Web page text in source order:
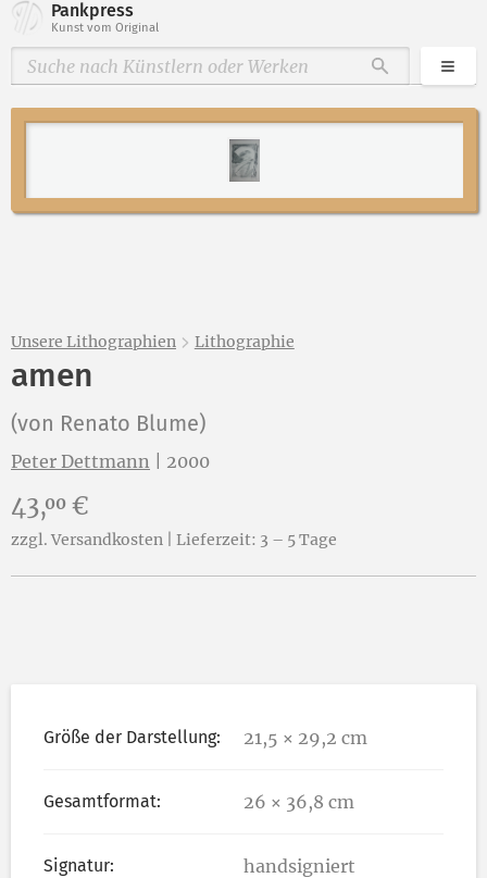
Pankpress
Kunst vom Original
Unsere Lithographien Lithographie
amen
(von Renato Blume)
Peter Dettmann 2000
Preis:
43,00 €
zzgl. Versandkosten | Lieferzeit: 3 – 5 Tage
Größe der Darstellung: 21,5 × 29,2 cm
Gesamtformat: 26 × 36,8 cm
Signatur: handsigniert